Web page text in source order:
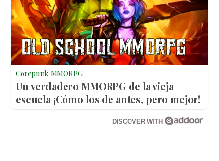
Corepunk MMORPG
Un verdadero MMORPG de la vieja
escuela ¡Cómo los de antes, pero mejor!
DISCOVER WITH